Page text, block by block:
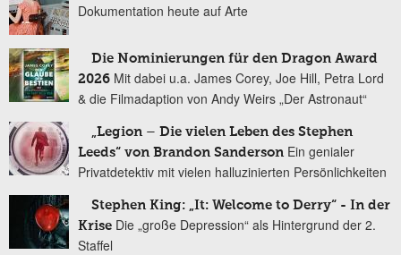
Dokumentation heute auf Arte
Die Nominierungen für den Dragon Award
2026 Mit dabei u.a. James Corey, Joe Hill, Petra Lord
& die Filmadaption von Andy Weirs „Der Astronaut“
„Legion – Die vielen Leben des Stephen
Leeds“ von Brandon Sanderson Ein genialer
Privatdetektiv mit vielen halluzinierten Persönlichkeiten
Stephen King: „It: Welcome to Derry“ - In der
Krise Die „große Depression“ als Hintergrund der 2.
Staffel